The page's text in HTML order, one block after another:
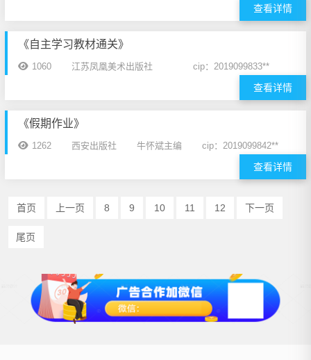
查看详情
《自主学习教材通关》
1060 江苏凤凰美术出版社 cip：2019099833**
查看详情
《假期作业》
1262 西安出版社 牛怀斌主编 cip：2019099842**
查看详情
首页 上一页 8 9 10 11 12 下一页
尾页